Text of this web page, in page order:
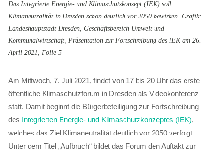
Das Integrierte Energie- und Klimaschutzkonzept (IEK) soll
Klimaneutralität in Dresden schon deutlich vor 2050 bewirken. Grafik:
Landeshauptstadt Dresden, Geschäftsbereich Umwelt und
Kommunalwirtschaft, Präsentation zur Fortschreibung des IEK am 26.
April 2021, Folie 5
Am Mittwoch, 7. Juli 2021, findet von 17 bis 20 Uhr das erste
öffentliche Klimaschutzforum in Dresden als Videokonferenz
statt. Damit beginnt die Bürgerbeteiligung zur Fortschreibung
des Integrierten Energie- und Klimaschutzkonzeptes (IEK),
welches das Ziel Klimaneutralität deutlich vor 2050 verfolgt.
Unter dem Titel „Aufbruch“ bildet das Forum den Auftakt zur